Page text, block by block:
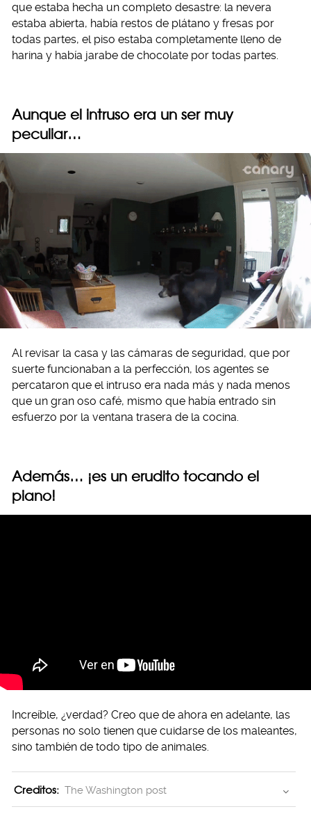
que estaba hecha un completo desastre: la nevera
estaba abierta, había restos de plátano y fresas por
todas partes, el piso estaba completamente lleno de
harina y había jarabe de chocolate por todas partes.
Aunque el intruso era un ser muy
peculiar…
Al revisar la casa y las cámaras de seguridad, que por
suerte funcionaban a la perfección, los agentes se
percataron que el intruso era nada más y nada menos
que un gran oso café, mismo que había entrado sin
esfuerzo por la ventana trasera de la cocina.
Además… ¡es un erudito tocando el
piano!
Increíble, ¿verdad? Creo que de ahora en adelante, las
personas no solo tienen que cuidarse de los maleantes,
sino también de todo tipo de animales.
Creditos: The Washington post